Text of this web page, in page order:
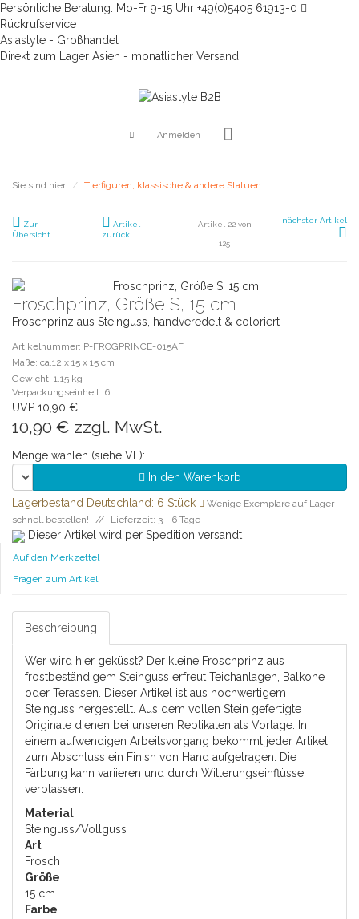
Persönliche Beratung: Mo-Fr 9-15 Uhr +49(0)5405 61913-0
Rückrufservice
Asiastyle - Großhandel
Direkt zum Lager Asien - monatlicher Versand!
Anmelden
Sie sind hier: Tierfiguren, klassische & andere Statuen
Zur
Übersicht
Artikel
zurück
Artikel 22 von
125
nächster Artikel
Froschprinz, Größe S, 15 cm
Froschprinz aus Steinguss, handveredelt & coloriert
Artikelnummer: P-FROGPRINCE-015AF
Maße: ca.12 x 15 x 15 cm
Gewicht: 1.15 kg
Verpackungseinheit: 6
UVP 10,90 €
10,90 € zzgl. MwSt.
Menge wählen (siehe VE):
In den Warenkorb
Lagerbestand Deutschland: 6 Stück
Wenige Exemplare auf Lager -
schnell bestellen!
Lieferzeit: 3 - 6 Tage
Dieser Artikel wird per Spedition versandt
Auf den Merkzettel
Fragen zum Artikel
Beschreibung
Wer wird hier geküsst? Der kleine Froschprinz aus
frostbeständigem Steinguss erfreut Teichanlagen, Balkone
oder Terassen. Dieser Artikel ist aus hochwertigem
Steinguss hergestellt. Aus dem vollen Stein gefertigte
Originale dienen bei unseren Replikaten als Vorlage. In
einem aufwendigen Arbeitsvorgang bekommt jeder Artikel
zum Abschluss ein Finish von Hand aufgetragen. Die
Färbung kann variieren und durch Witterungseinflüsse
verblassen.
Material
Steinguss/Vollguss
Art
Frosch
Größe
15 cm
Farbe